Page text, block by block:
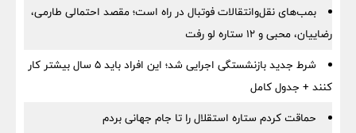
بمب‌های نقل‌وانتقالات فوتبال در راه است؛ مقصد احتمالی طارمی،
رضاییان، محبی و ۱۲ ستاره لو رفت
شرط جدید بازنشستگی اجرایی شد؛ این افراد باید ۵ سال بیشتر کار
کنند + جدول کامل
حماقت کردم ستاره استقلال را تا جام جهانی بردم